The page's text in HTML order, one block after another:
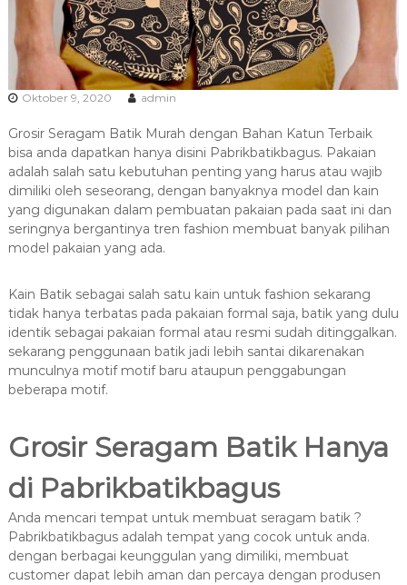
Oktober 9, 2020 admin
Grosir Seragam Batik Murah dengan Bahan Katun Terbaik
bisa anda dapatkan hanya disini Pabrikbatikbagus. Pakaian
adalah salah satu kebutuhan penting yang harus atau wajib
dimiliki oleh seseorang, dengan banyaknya model dan kain
yang digunakan dalam pembuatan pakaian pada saat ini dan
seringnya bergantinya tren fashion membuat banyak pilihan
model pakaian yang ada.
Kain Batik sebagai salah satu kain untuk fashion sekarang
tidak hanya terbatas pada pakaian formal saja, batik yang dulu
identik sebagai pakaian formal atau resmi sudah ditinggalkan.
sekarang penggunaan batik jadi lebih santai dikarenakan
munculnya motif motif baru ataupun penggabungan
beberapa motif.
Grosir Seragam Batik Hanya
di Pabrikbatikbagus
Anda mencari tempat untuk membuat seragam batik ?
Pabrikbatikbagus adalah tempat yang cocok untuk anda.
dengan berbagai keunggulan yang dimiliki, membuat
customer dapat lebih aman dan percaya dengan produsen